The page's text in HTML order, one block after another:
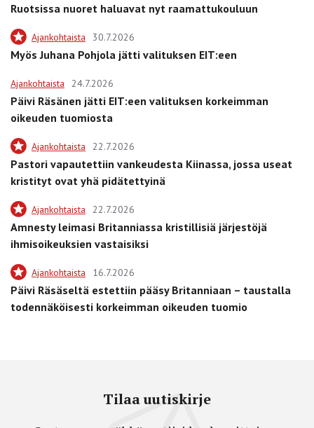
Ruotsissa nuoret haluavat nyt raamattukouluun
Ajankohtaista 30.7.2026
Myös Juhana Pohjola jätti valituksen EIT:een
Ajankohtaista 24.7.2026
Päivi Räsänen jätti EIT:een valituksen korkeimman
oikeuden tuomiosta
Ajankohtaista 22.7.2026
Pastori vapautettiin vankeudesta Kiinassa, jossa useat
kristityt ovat yhä pidätettyinä
Ajankohtaista 22.7.2026
Amnesty leimasi Britanniassa kristillisiä järjestöjä
ihmisoikeuksien vastaisiksi
Ajankohtaista 16.7.2026
Päivi Räsäseltä estettiin pääsy Britanniaan – taustalla
todennäköisesti korkeimman oikeuden tuomio
Tilaa uutiskirje